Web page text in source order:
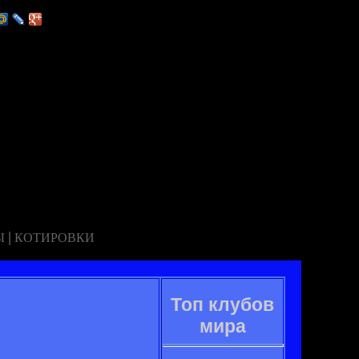
| КОТИРОВКИ
Топ клубов
мира